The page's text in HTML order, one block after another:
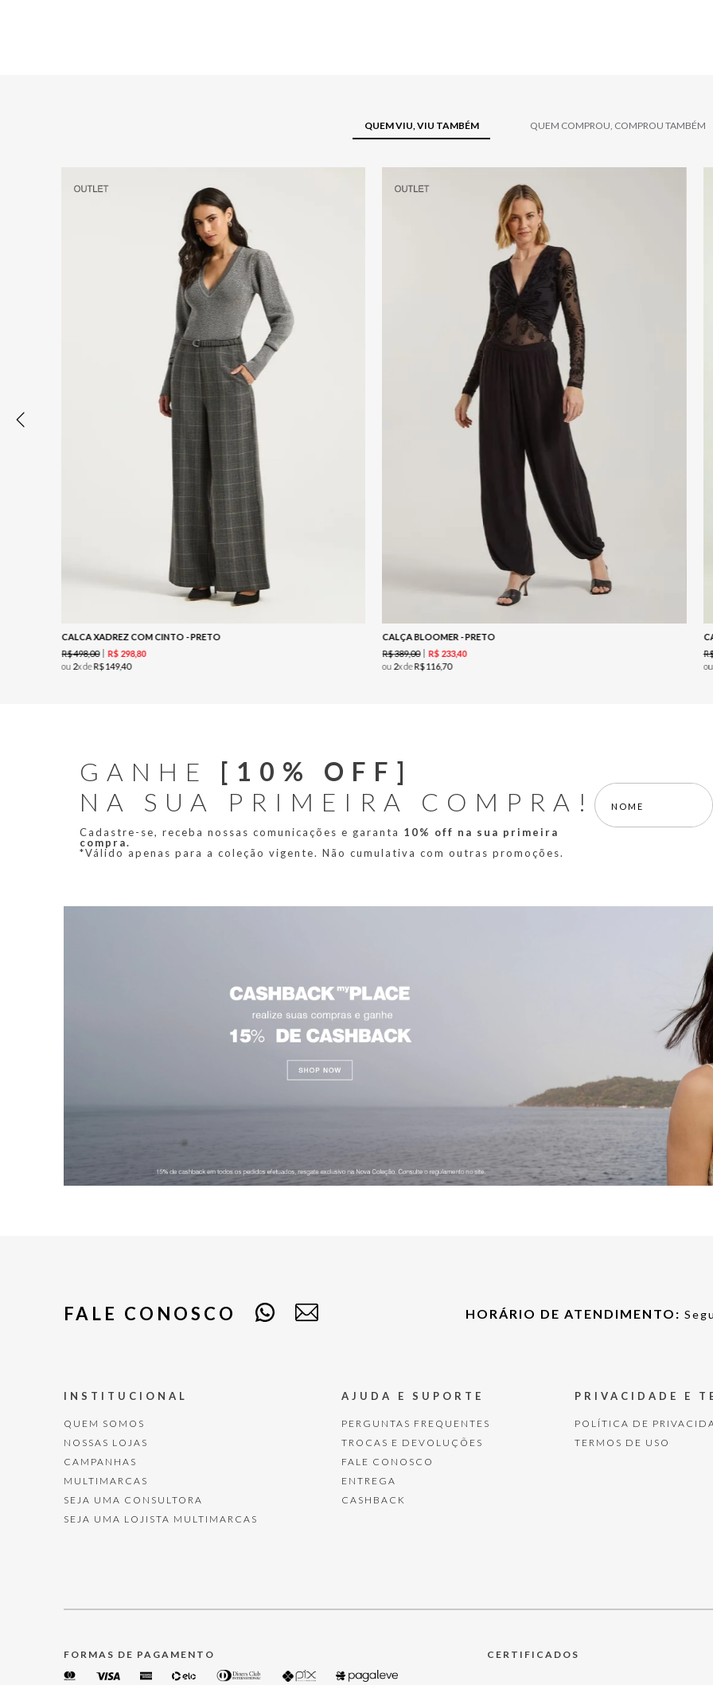
QUEM VIU, VIU TAMBÉM QUEM COMPROU, COMPROU TAMBÉM
CALCA XADREZ COM CINTO - PRETO
R$498,00 R$ 298,80
ou 2x deR$149,40
CALÇA BLOOMER - PRETO
R$389,00 R$ 233,40
ou 2x deR$116,70
ou
GANHE [10% OFF]
NA SUA PRIMEIRA COMPRA!
Cadastre-se, receba nossas comunicações e garanta 10% off na sua primeira
compra.
*Válido apenas para a coleção vigente. Não cumulativa com outras promoções.
FALE CONOSCO HORÁRIO DE ATENDIMENTO:
INSTITUCIONAL
QUEM SOMOS
NOSSAS LOJAS
CAMPANHAS
MULTIMARCAS
SEJA UMA CONSULTORA
SEJA UMA LOJISTA MULTIMARCAS
AJUDA E SUPORTE
PERGUNTAS FREQUENTES
TROCAS E DEVOLUÇÕES
FALE CONOSCO
ENTREGA
CASHBACK
PRIVACIDADE E
POLÍTICA DE
TERMOS DE USO
FORMAS DE PAGAMENTO CERTIFICADOS